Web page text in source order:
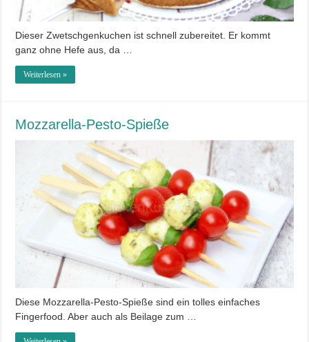
Dieser Zwetschgenkuchen ist schnell zubereitet. Er kommt
ganz ohne Hefe aus, da …
Weiterlesen »
Mozzarella-Pesto-Spieße
Diese Mozzarella-Pesto-Spieße sind ein tolles einfaches
Fingerfood. Aber auch als Beilage zum …